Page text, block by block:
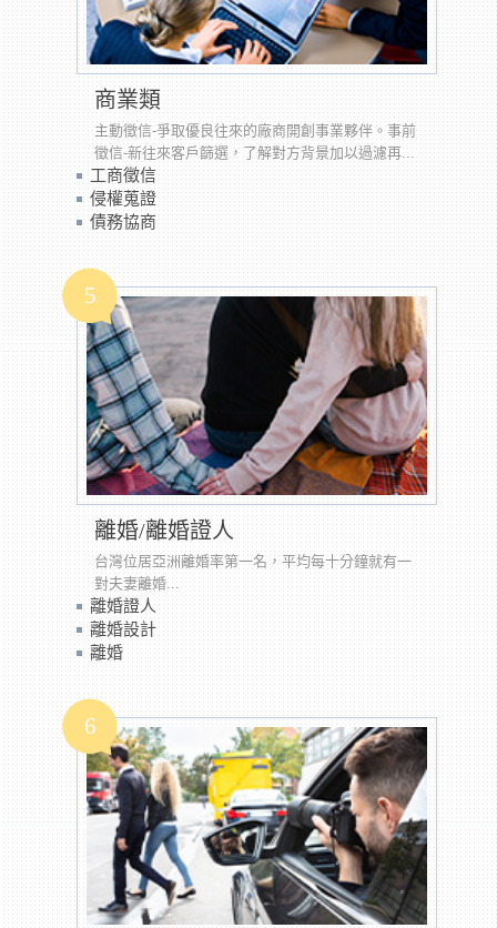
商業類
主動徵信-爭取優良往來的廠商開創事業夥伴。事前
徵信-新往來客戶篩選，了解對方背景加以過濾再...
工商徵信
侵權蒐證
債務協商
離婚/離婚證人
台灣位居亞洲離婚率第一名，平均每十分鐘就有一
對夫妻離婚...
5
離婚證人
離婚設計
離婚
6